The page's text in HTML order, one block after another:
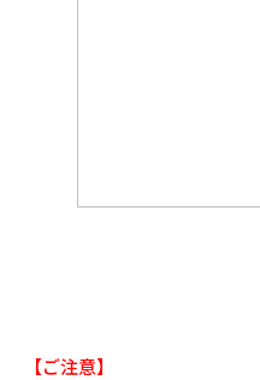
【ご注意】